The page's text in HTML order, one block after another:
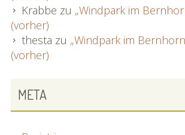
Krabbe zu „Windpark im
(vorher)
thesta zu „Windpark im
(vorher)
META